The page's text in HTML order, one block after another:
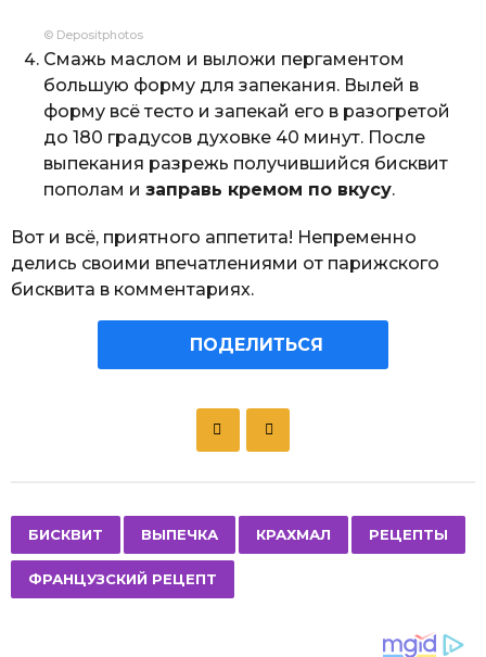
© Depositphotos
Смажь маслом и выложи пергаментом
большую форму для запекания. Вылей в
форму всё тесто и запекай его в разогретой
до 180 градусов духовке 40 минут. После
выпекания разрежь получившийся бисквит
пополам и заправь кремом по вкусу.
Вот и всё, приятного аппетита! Непременно
делись своими впечатлениями от парижского
бисквита в комментариях.
ПОДЕЛИТЬСЯ
a
g
БИСКВИТ ВЫПЕЧКА КРАХМАЛ РЕЦЕПТЫ
ФРАНЦУЗСКИЙ РЕЦЕПТ